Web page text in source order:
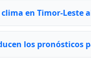
clima en Timor-Leste
los pronósticos